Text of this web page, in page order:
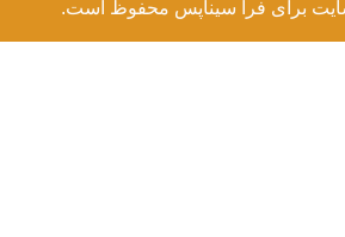
برای فرا سیناپس محفوظ است.